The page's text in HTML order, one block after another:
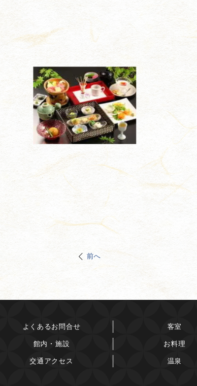
前へ
よくあるお問合せ
館内・施設
交通アクセス
客室
お料理
温泉